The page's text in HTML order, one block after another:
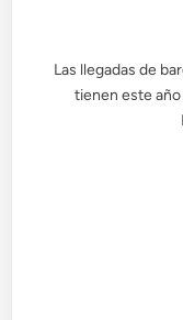
Las llegadas de
tienen este